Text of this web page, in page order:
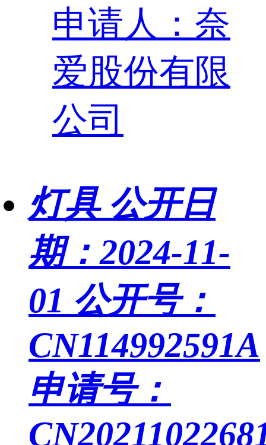
申请人：奈
爱股份有限
公司
灯具 公开日
期：2024-11-
01 公开号：
CN114992591A
申请号：